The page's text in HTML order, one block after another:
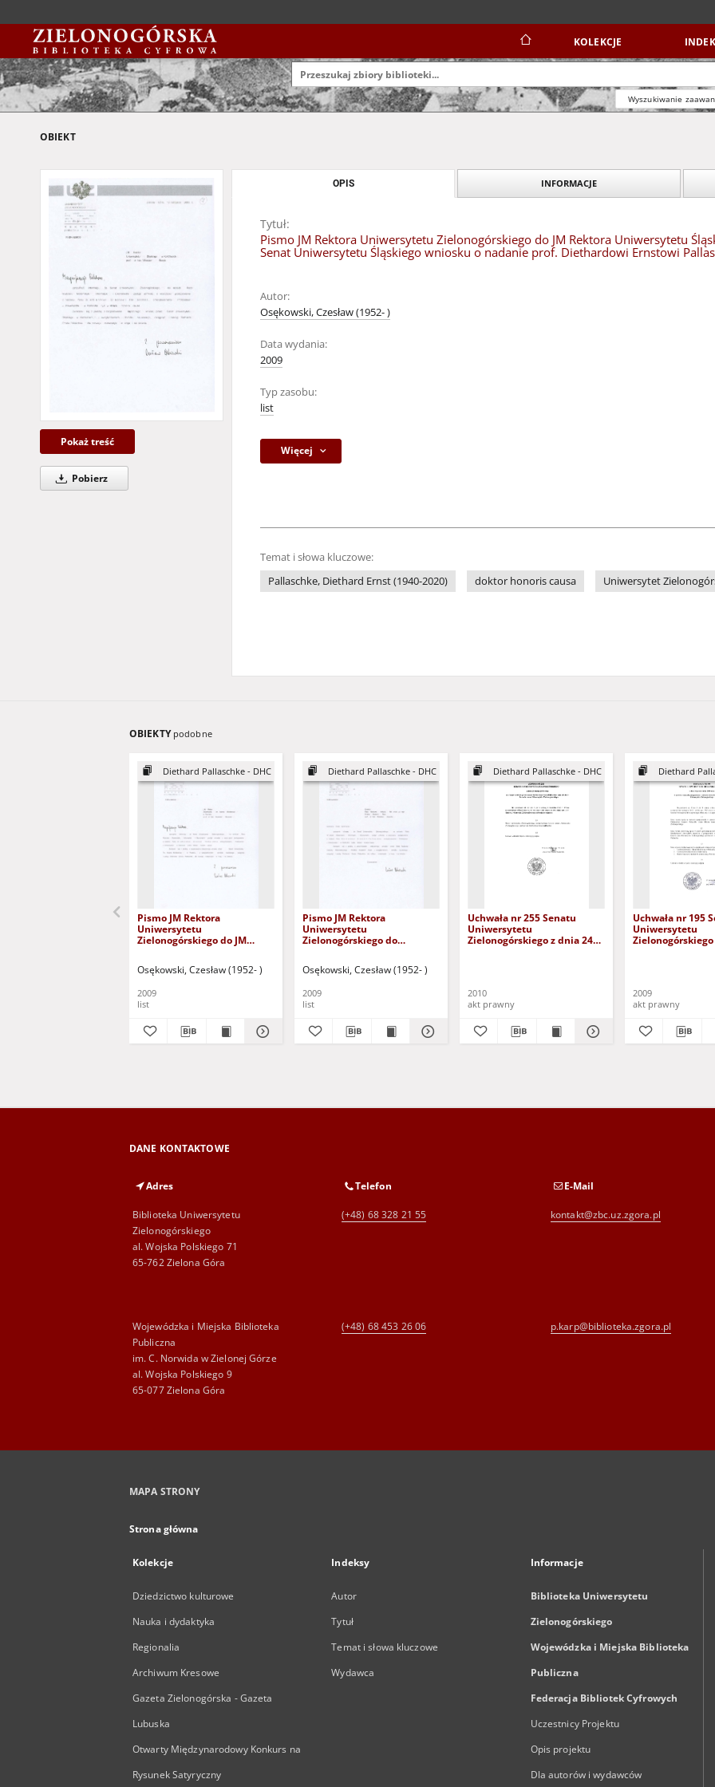
KOLEKCJE
Wyszukiwanie
OBIEKT
Pokaż treść
Pobierz
OPIS INFORMACJE
Tytuł:
Pismo JM Rektora Uniwersytetu Zielonogórskiego do JM Rektora Uniwersytetu
Senat Uniwersytetu Śląskiego wniosku o nadanie prof. Diethardowi Ernstowi
Autor:
Osękowski, Czesław (1952- )
Data wydania:
2009
Typ zasobu:
list
Więcej
Temat i słowa kluczowe:
Pallaschke, Diethard Ernst (1940-2020)
doktor honoris causa Uniwersytet
OBIEKTY podobne
Diethard Pallaschke - DHC
Pismo JM Rektora
Uniwersytetu
Zielonogórskiego do JM
Poznaniu w sprawie
Uniwersytetu im. Adama
Mickiewicza wniosku o
Ernstowi Pallaschke tytułu
doktora honoris causa
Osękowski, Czesław (1952- )
2009
list
Diethard Pallaschke - DHC
Pismo JM Rektora
Uniwersytetu
Zielonogórskiego do
PAN w sprawie
nadanie prof. Diethardowi
Ernstowi Pallaschke tytułu
Osękowski, Czesław (1952- )
2009
list
Diethard Pallaschke - DHC
Uchwała nr 255 Senatu
Uniwersytetu
Zielonogórskiego z dnia 24
Uniwersytetu
Zielonogórskiego
2010
akt prawny
Diethard
Uchwała nr 195
Uniwersytetu
Uniwersytetu
Zielonogórskiego
2009
akt prawny
DANE KONTAKTOWE
Adres
Biblioteka Uniwersytetu
Zielonogórskiego
al. Wojska Polskiego 71
65-762 Zielona Góra
Telefon
(+48) 68 328 21 55
E-Mail
kontakt@zbc.uz.zgora.pl
Wojewódzka i Miejska Biblioteka
Publiczna
im. C. Norwida w Zielonej Górze
al. Wojska Polskiego 9
65-077 Zielona Góra
(+48) 68 453 26 06 p.karp@biblioteka.zgora.pl
MAPA STRONY
Strona główna
Kolekcje
Dziedzictwo kulturowe
Nauka i dydaktyka
Regionalia
Archiwum Kresowe
Gazeta Zielonogórska - Gazeta
Lubuska
Otwarty Międzynarodowy Konkurs na
Rysunek Satyryczny
Indeksy
Autor
Tytuł
Temat i słowa kluczowe
Wydawca
Informacje
Biblioteka Uniwersytetu
Zielonogórskiego
Wojewódzka i Miejska Biblioteka
Publiczna
Federacja Bibliotek Cyfrowych
Uczestnicy Projektu
Opis projektu
Dla autorów i wydawców